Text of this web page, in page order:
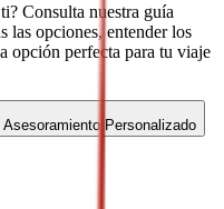
Consulta nuestra guía
las opciones, entender los
opción perfecta para tu viaje
Asesoramiento Personalizado